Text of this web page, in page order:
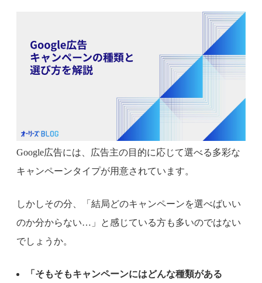
Google広告には、広告主の目的に応じて選べる多彩な
キャンペーンタイプが用意されています。
しかしその分、「結局どのキャンペーンを選べばいい
のか分からない…」と感じている方も多いのではない
でしょうか。
「そもそもキャンペーンにはどんな種類がある